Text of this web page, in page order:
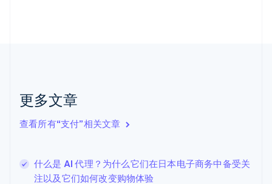
更多文章
查看所有“支付”相关文章
什么是 AI 代理？为什么它们在日本电子商务中备受关
注以及它们如何改变购物体验
克罗地亚
EnglishItaliano
拉脱维亚
English
列支敦士登
DeutschEnglish